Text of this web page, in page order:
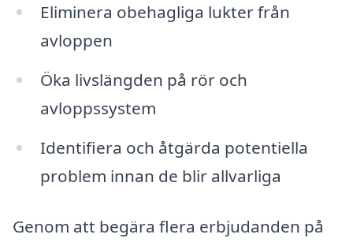
Eliminera obehagliga lukter från
avloppen
Öka livslängden på rör och
avloppssystem
Identifiera och åtgärda potentiella
problem innan de blir allvarliga
Genom att begära flera erbjudanden på